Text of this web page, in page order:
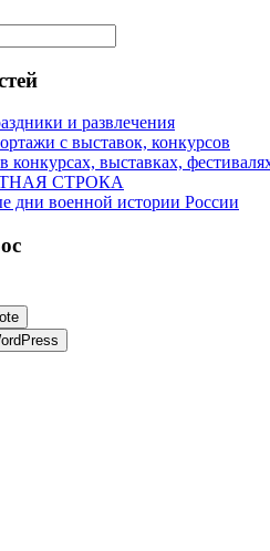
и развлечения
с выставок, конкурсов
конкурсах, выставках,
СТРОКА
дни военной истории России